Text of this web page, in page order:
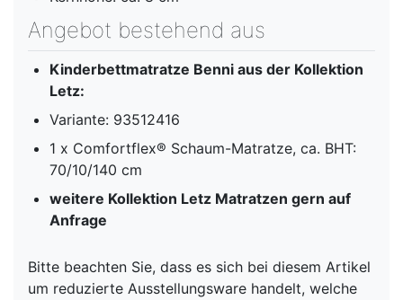
Angebot bestehend aus
Kinderbettmatratze Benni aus der Kollektion
Letz:
Variante: 93512416
1 x Comfortflex® Schaum-Matratze, ca. BHT:
70/10/140 cm
weitere Kollektion Letz Matratzen gern auf
Anfrage
Bitte beachten Sie, dass es sich bei diesem Artikel
um reduzierte Ausstellungsware handelt, welche